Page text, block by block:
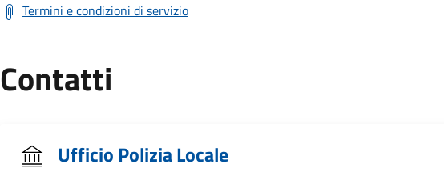
Termini e condizioni di servizio
Contatti
Ufficio Polizia Locale